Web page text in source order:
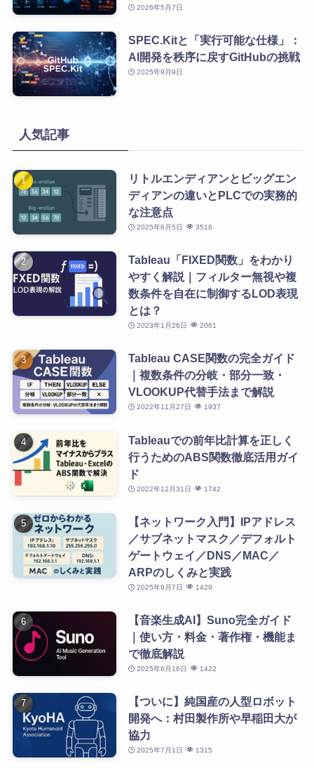
2026年5月7日
SPEC.Kitと「実行可能な仕様」：
AI開発を秩序に戻すGitHubの挑戦
2025年9月9日
人気記事
リトルエンディアンとビッグエン
ディアンの違いとPLCでの実務的
な注意点
2025年6月5日 3516
Tableau「FIXED関数」をわかり
やすく解説｜フィルター無視や複
数条件を自在に制御するLOD表現
とは？
2023年1月26日 2061
Tableau CASE関数の完全ガイド
｜複数条件の分岐・部分一致・
VLOOKUP代替手法まで解説
2022年11月27日 1937
Tableauでの前年比計算を正しく
行うためのABS関数徹底活用ガイ
ド
2022年12月31日 1742
【ネットワーク入門】IPアドレス
／サブネットマスク／デフォルト
ゲートウェイ／DNS／MAC／
ARPのしくみと実践
2025年9月7日 1429
【音楽生成AI】Suno完全ガイド
｜使い方・料金・著作権・機能ま
で徹底解説
2025年6月16日 1422
【ついに】純国産の人型ロボット
開発へ：村田製作所や早稲田大が
協力
2025年7月1日 1315